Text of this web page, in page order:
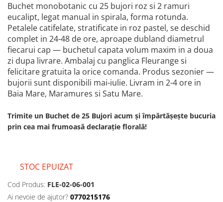
Buchet monobotanic cu 25 bujori roz si 2 ramuri
eucalipt, legat manual in spirala, forma rotunda.
Petalele catifelate, stratificate in roz pastel, se deschid
complet in 24-48 de ore, aproape dubland diametrul
fiecarui cap — buchetul capata volum maxim in a doua
zi dupa livrare. Ambalaj cu panglica Fleurange si
felicitare gratuita la orice comanda. Produs sezonier —
bujorii sunt disponibili mai-iulie. Livram in 2-4 ore in
Baia Mare, Maramures si Satu Mare.
Trimite un Buchet de 25 Bujori acum și împărtășește bucuria
prin cea mai frumoasă declarație florală!
STOC EPUIZAT
Cod Produs: FLE-02-06-001
Ai nevoie de ajutor? 0770215176